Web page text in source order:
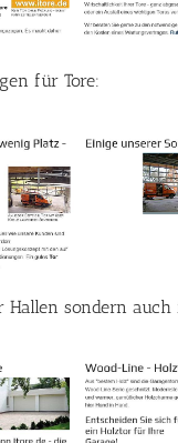
für Tore:
sondern auch